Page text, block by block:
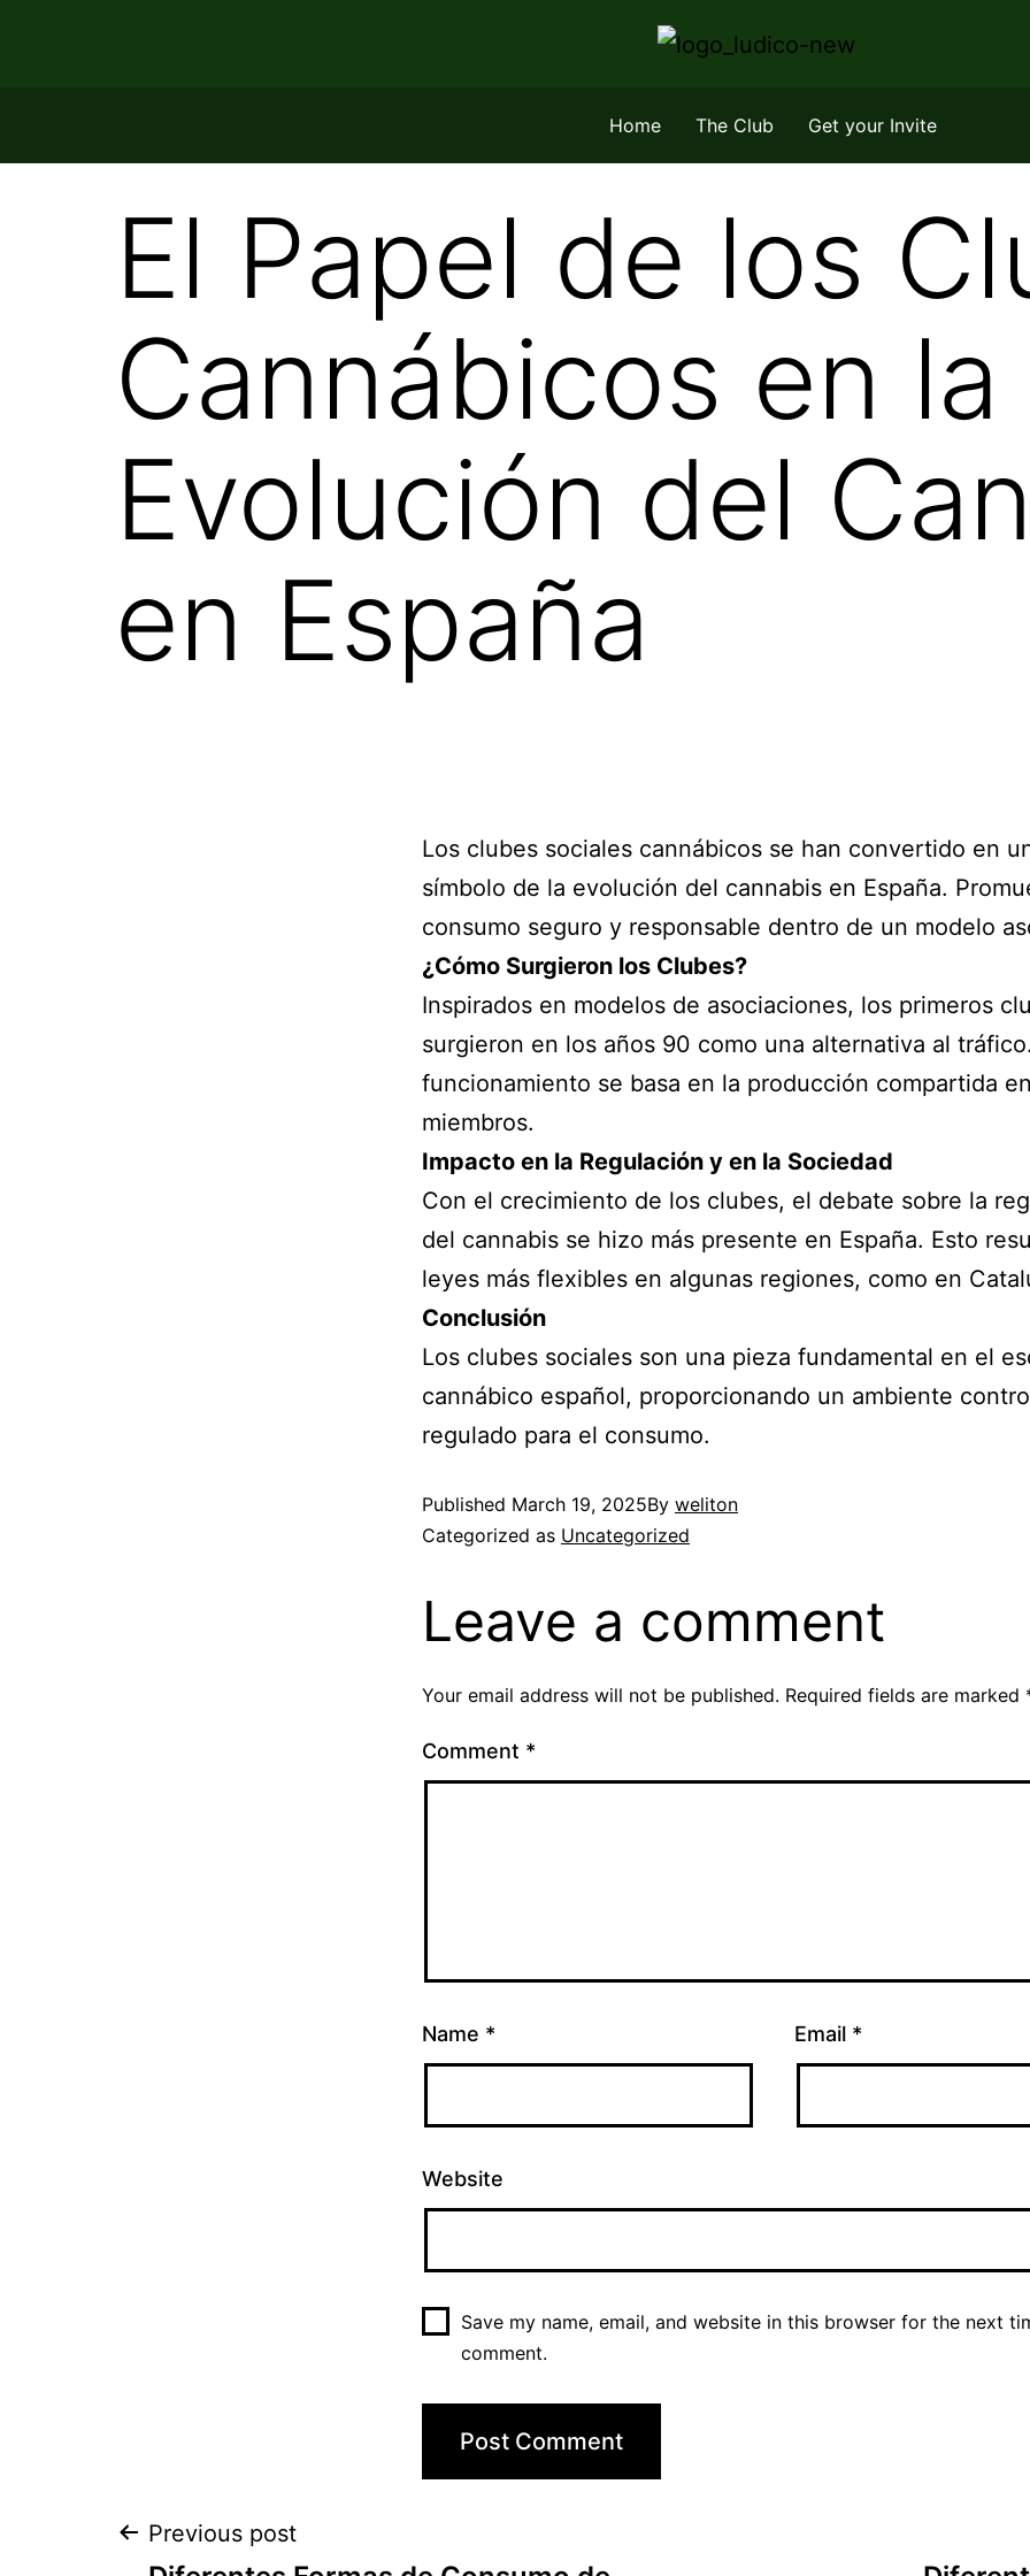
Home The Club Get your Invite
El Papel de los
Cannábicos en la
Evolución del
en España
Los clubes sociales cannábicos se han convertido en
símbolo de la evolución del cannabis en España.
consumo seguro y responsable dentro de un modelo
¿Cómo Surgieron los Clubes?
Inspirados en modelos de asociaciones, los primeros
surgieron en los años 90 como una alternativa al
funcionamiento se basa en la producción compartida
miembros.
Impacto en la Regulación y en la Sociedad
Con el crecimiento de los clubes, el debate sobre la
del cannabis se hizo más presente en España. Esto
leyes más flexibles en algunas regiones, como en
Conclusión
Los clubes sociales son una pieza fundamental en el
cannábico español, proporcionando un ambiente
regulado para el consumo.
Published March 19, 2025By weliton
Categorized as Uncategorized
Leave a comment
Your email address will not be published. Required fields are marked
Comment *
Name * Email *
Website
Save my name, email, and website in this browser for the next
comment.
Previous post